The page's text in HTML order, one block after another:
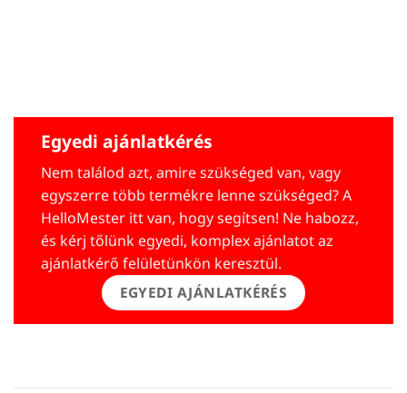
Egyedi ajánlatkérés
Nem találod azt, amire szükséged van, vagy
egyszerre több termékre lenne szükséged? A
HelloMester itt van, hogy segítsen! Ne habozz,
és kérj tőlünk egyedi, komplex ajánlatot az
ajánlatkérő felületünkön keresztül.
EGYEDI AJÁNLATKÉRÉS